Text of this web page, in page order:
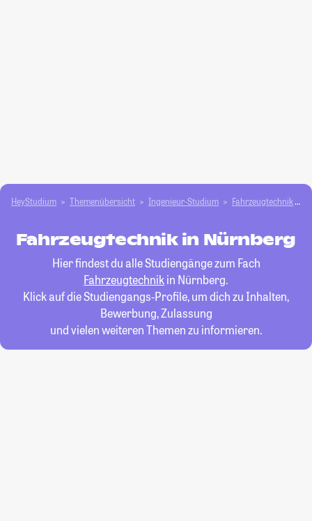
HeyStudium Themenübersicht Ingenieur-Studium Fahrzeugtechnik
Fahrzeugtechnik in Nürnberg
Hier findest du alle Studiengänge zum Fach
Fahrzeugtechnikin Nürnberg.
Klick auf die Studiengangs-Profile, um dich zu Inhalten,
Bewerbung, Zulassung
und vielen weiteren Themen zu informieren.